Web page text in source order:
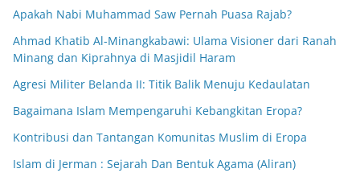
Apakah Nabi Muhammad Saw Pernah Puasa Rajab?
Ahmad Khatib Al-Minangkabawi: Ulama Visioner dari Ranah
Minang dan Kiprahnya di Masjidil Haram
Agresi Militer Belanda II: Titik Balik Menuju Kedaulatan
Bagaimana Islam Mempengaruhi Kebangkitan Eropa?
Kontribusi dan Tantangan Komunitas Muslim di Eropa
Islam di Jerman : Sejarah Dan Bentuk Agama (Aliran)